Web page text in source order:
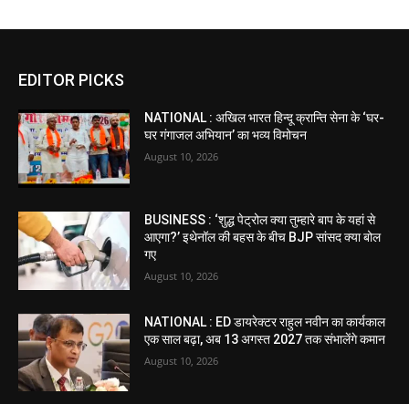
EDITOR PICKS
NATIONAL : अखिल भारत हिन्दू क्रान्ति सेना के ‘घर-
घर गंगाजल अभियान’ का भव्य विमोचन
August 10, 2026
BUSINESS : ‘शुद्ध पेट्रोल क्या तुम्हारे बाप के यहां से
आएगा?’ इथेनॉल की बहस के बीच BJP सांसद क्या बोल
गए
August 10, 2026
NATIONAL : ED डायरेक्टर राहुल नवीन का कार्यकाल
एक साल बढ़ा, अब 13 अगस्त 2027 तक संभालेंगे कमान
August 10, 2026